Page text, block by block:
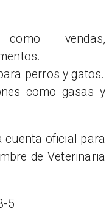
vendas,
perros y gatos.
como gasas y
cuenta oficial para
de Veterinaria
5